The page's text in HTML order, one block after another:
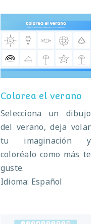
Colorea el
verano
Colorea el verano
Selecciona un dibujo
del verano, deja volar
tu imaginación y
coloréalo como más te
guste.
Idioma: Español